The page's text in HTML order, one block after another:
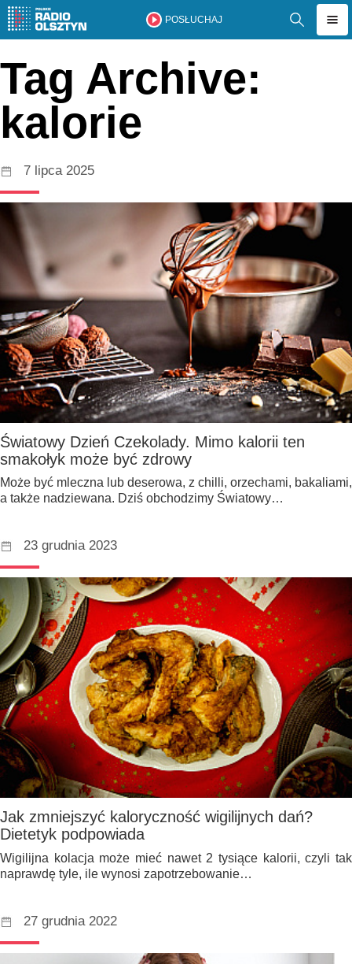
POSŁUCHAJ
Tag Archive:
kalorie
7 lipca 2025
Światowy Dzień Czekolady. Mimo kalorii ten
smakołyk może być zdrowy
Może być mleczna lub deserowa, z chilli, orzechami, bakaliami,
a także nadziewana. Dziś obchodzimy Światowy…
23 grudnia 2023
Jak zmniejszyć kaloryczność wigilijnych dań?
Dietetyk podpowiada
Wigilijna kolacja może mieć nawet 2 tysiące kalorii, czyli tak
naprawdę tyle, ile wynosi zapotrzebowanie…
27 grudnia 2022